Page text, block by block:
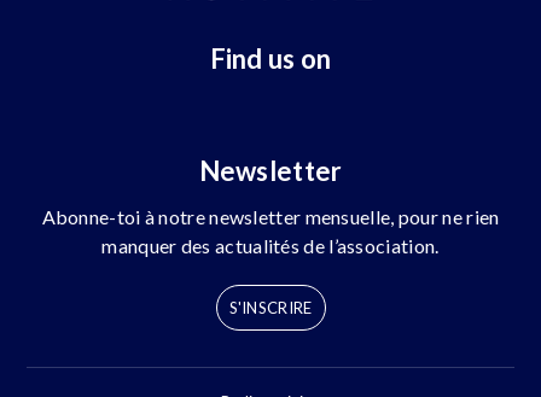
Find us on
Newsletter
Abonne-toi à notre newsletter mensuelle, pour ne rien
manquer des actualités de l’association.
S'INSCRIRE